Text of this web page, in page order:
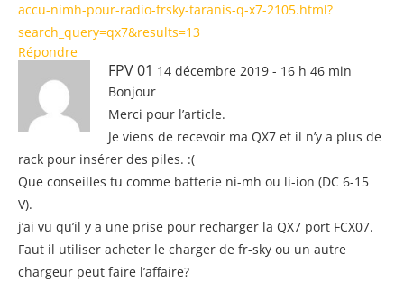
accu-nimh-pour-radio-frsky-taranis-q-x7-2105.html?
search_query=qx7&results=13
Répondre
FPV 01 14 décembre 2019 - 16 h 46 min
Bonjour
Merci pour l’article.
Je viens de recevoir ma QX7 et il n’y a plus de
rack pour insérer des piles. :(
Que conseilles tu comme batterie ni-mh ou li-ion (DC 6-15
V).
j’ai vu qu’il y a une prise pour recharger la QX7 port FCX07.
Faut il utiliser acheter le charger de fr-sky ou un autre
chargeur peut faire l’affaire?